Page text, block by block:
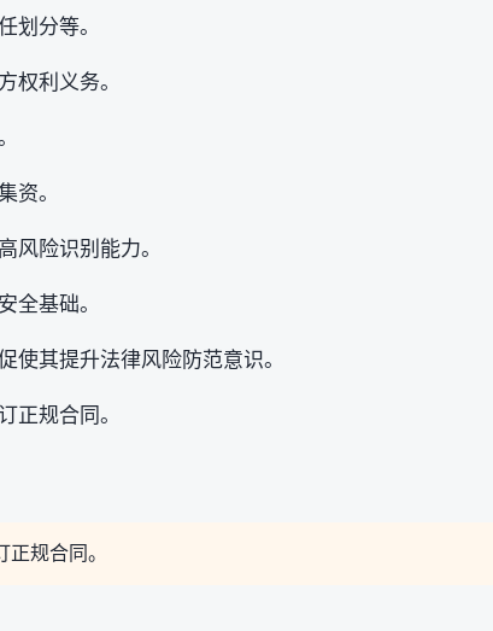
划分等。
权利义务。
资。
风险识别能力。
全基础。
使其提升法律风险防范意识。
正规合同。
规合同。